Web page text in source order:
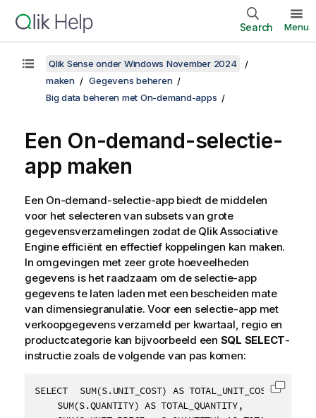
Search Menu
Qlik Sense onder Windows November 2024
maken
Gegevens beheren
Big data beheren met On-demand-apps
Een On-demand-selectie-
app maken
Een On-demand-selectie-app biedt de middelen
voor het selecteren van subsets van grote
gegevensverzamelingen zodat de Qlik Associative
Engineefficiënt en effectief koppelingen kan maken.
In omgevingen met zeer grote hoeveelheden
gegevens is het raadzaam om de selectie-app
gegevens te laten laden met een bescheiden mate
van dimensiegranulatie. Voor een selectie-app met
verkoopgegevens verzameld per kwartaal, regio en
productcategorie kan bijvoorbeeld een SQL SELECT-
instructie zoals de volgende van pas komen:
SELECT 	SUM(S.UNIT_COST) AS TOTAL_UNIT_COST,
Code